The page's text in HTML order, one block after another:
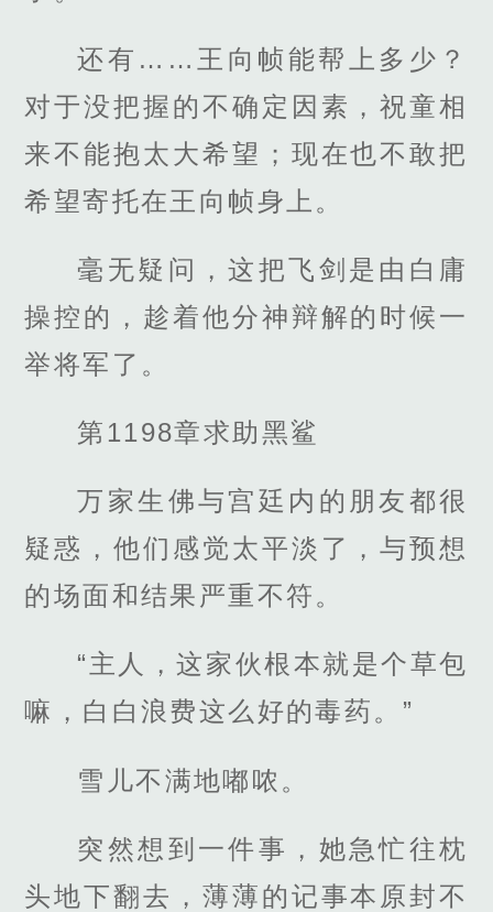
还有……王向帧能帮上多少？
对于没把握的不确定因素，祝童相
来不能抱太大希望；现在也不敢把
希望寄托在王向帧身上。
毫无疑问，这把飞剑是由白庸
操控的，趁着他分神辩解的时候一
举将军了。
第1198章求助黑鲨
万家生佛与宫廷内的朋友都很
疑惑，他们感觉太平淡了，与预想
的场面和结果严重不符。
“主人，这家伙根本就是个草包
嘛，白白浪费这么好的毒药。”
雪儿不满地嘟哝。
突然想到一件事，她急忙往枕
头地下翻去，薄薄的记事本原封不